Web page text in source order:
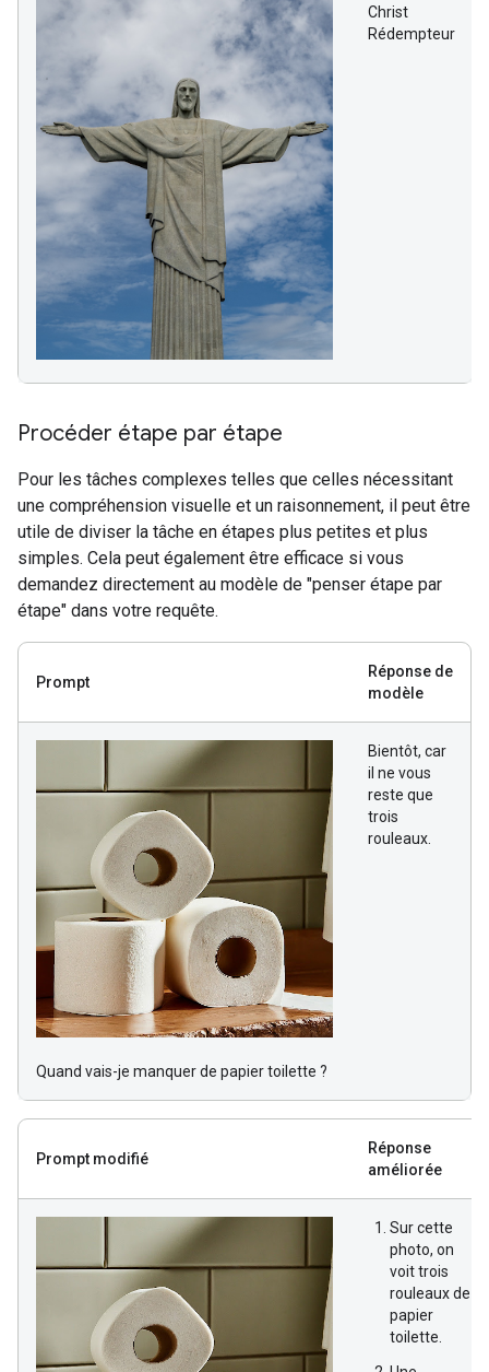
Christ
Rédempteur
Procéder étape par étape
Pour les tâches complexes telles que celles nécessitant
une compréhension visuelle et un raisonnement, il peut être
utile de diviser la tâche en étapes plus petites et plus
simples. Cela peut également être efficace si vous
demandez directement au modèle de "penser étape par
étape" dans votre requête.
Prompt
Réponse de
modèle
Quand vais-je manquer de papier toilette ?
Bientôt, car
il ne vous
reste que
trois
rouleaux.
Prompt modifié
Réponse
améliorée
Sur cette
photo, on
voit trois
rouleaux de
papier
toilette.